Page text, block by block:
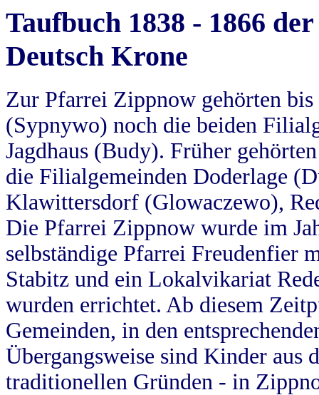
Taufbuch 1838 - 1866
Deutsch Krone
Zur Pfarrei Zippnow gehörten
(Sypnywo) noch die beiden
Jagdhaus (Budy). Früher
die Filialgemeinden Doderlage
Klawittersdorf (Glowaczewo),
Die Pfarrei Zippnow wurde im
selbständige Pfarrei Freudenfier
Stabitz und ein Lokalvikariat
wurden errichtet. Ab diesem
Gemeinden, in den
Übergangsweise sind Kinder aus
traditionellen Gründen - in